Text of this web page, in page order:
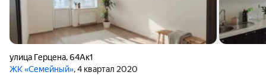
улица Герцена,64Ак1
ЖК «Семейный», 4 квартал 2020